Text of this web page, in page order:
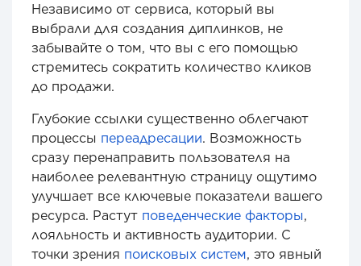
Независимо от сервиса, который вы
выбрали для создания диплинков, не
забывайте о том, что вы с его помощью
стремитесь сократить количество кликов
до продажи.
Глубокие ссылки существенно облегчают
процессы переадресации. Возможность
сразу перенаправить пользователя на
наиболее релевантную страницу ощутимо
улучшает все ключевые показатели вашего
ресурса. Растут поведенческие факторы,
лояльность и активность аудитории. С
точки зрения поисковых систем, это явный